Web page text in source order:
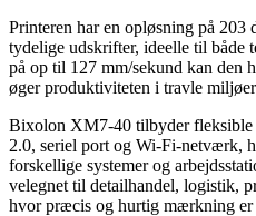
Printeren har en opløsning på 203
tydelige udskrifter, ideelle til både
på op til 127 mm/sekund kan den
øger produktiviteten i travle
Bixolon XM7-40 tilbyder fleksible
2.0, seriel port og Wi-Fi-netværk,
forskellige systemer og
velegnet til detailhandel, logistik,
hvor præcis og hurtig mærkning er